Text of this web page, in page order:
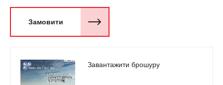
Замовити
Завантажити брошуру